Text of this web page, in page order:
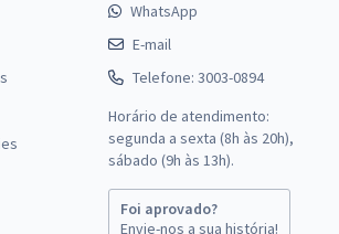
WhatsApp
E-mail
Telefone: 3003-0894
Horário de atendimento:
segunda a sexta (8h às 20h),
sábado (9h às 13h).
Foi aprovado?
Envie-nos a sua história!